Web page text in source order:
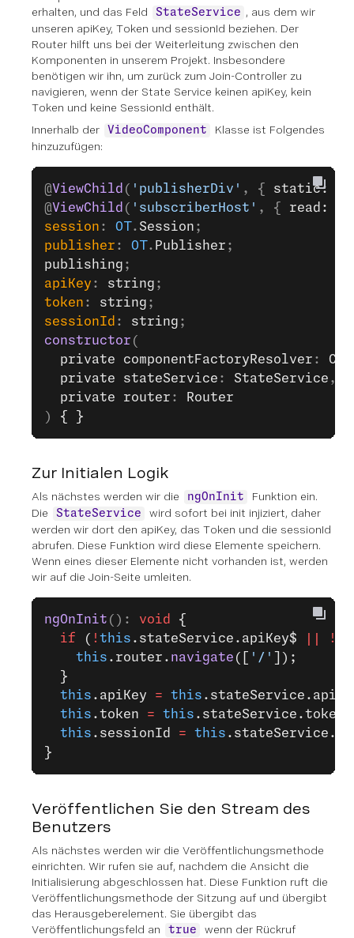
erhalten, und das Feld
StateService , aus dem wir
unseren apiKey, Token und sessionId beziehen. Der
Router hilft uns bei der Weiterleitung zwischen den
Komponenten in unserem Projekt. Insbesondere
benötigen wir ihn, um zurück zum Join-Controller zu
navigieren, wenn der State Service keinen apiKey, kein
Token und keine SessionId enthält.
Innerhalb der
VideoComponent
Klasse ist Folgendes
hinzuzufügen:
@ViewChild ( 'publisherDiv' , { static:
@ViewChild ( 'subscriberHost' , { read:
session : OT. Session ;
publisher : OT. Publisher ;
publishing ;
apiKey : string ;
token : string ;
sessionId : string ;
constructor (
  private
componentFactoryResolver :
  private
stateService : StateService ,
  private
router :
Router
) { }
Zur Initialen Logik
Als nächstes werden wir die ngOnInit
Funktion ein.
Die
StateService
wird sofort bei init injiziert, daher
werden wir dort den apiKey, das Token und die sessionId
abrufen. Diese Funktion wird diese Elemente speichern.
Wenn eines dieser Elemente nicht vorhanden ist, werden
wir auf die Join-Seite umleiten.
ngOnInit (): void
{
  if
( ! this .stateService.apiKey$ !
    this
.router. navigate ([ '/'
]);
  }
  this
.apiKey = this
  this
.token = this
  this
.sessionId = this
}
Veröffentlichen Sie den Stream des
Benutzers
Als nächstes werden wir die Veröffentlichungsmethode
einrichten. Wir rufen sie auf, nachdem die Ansicht die
Initialisierung abgeschlossen hat. Diese Funktion ruft die
Veröffentlichungsmethode der Sitzung auf und übergibt
das Herausgeberelement. Sie übergibt das
Veröffentlichungsfeld an
true
wenn der Rückruf